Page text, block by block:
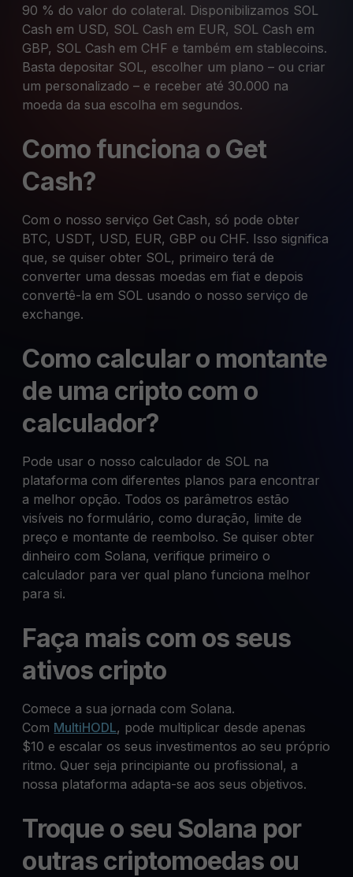
90 % do valor do colateral. Disponibilizamos SOL
Cash em USD, SOL Cash em EUR, SOL Cash em
GBP, SOL Cash em CHF e também em stablecoins.
Basta depositar SOL, escolher um plano – ou criar
um personalizado – e receber até 30.000 na
moeda da sua escolha em segundos.
Como funciona o Get
Cash?
Com o nosso serviço Get Cash, só pode obter
BTC, USDT, USD, EUR, GBP ou CHF. Isso significa
que, se quiser obter SOL, primeiro terá de
converter uma dessas moedas em fiat e depois
convertê-la em SOL usando o nosso serviço de
exchange.
Como calcular o montante
de uma cripto com o
calculador?
Pode usar o nosso calculador de SOL na
plataforma com diferentes planos para encontrar
a melhor opção. Todos os parâmetros estão
visíveis no formulário, como duração, limite de
preço e montante de reembolso. Se quiser obter
dinheiro com Solana, verifique primeiro o
calculador para ver qual plano funciona melhor
para si.
Faça mais com os seus
ativos cripto
Comece a sua jornada com Solana.
Com MultiHODL, pode multiplicar desde apenas
$10 e escalar os seus investimentos ao seu próprio
ritmo. Quer seja principiante ou profissional, a
nossa plataforma adapta-se aos seus objetivos.
Troque o seu Solana por
outras criptomoedas ou